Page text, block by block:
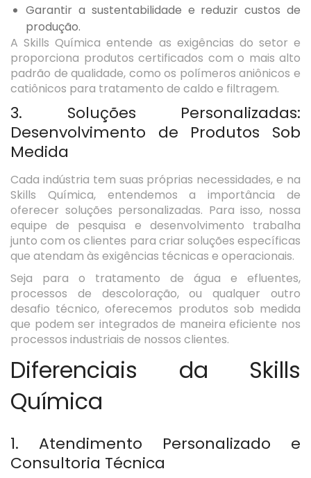
Garantir a sustentabilidade e reduzir custos de
produção.
A Skills Química entende as exigências do setor e
proporciona produtos certificados com o mais alto
padrão de qualidade, como os polímeros aniônicos e
catiônicos para tratamento de caldo e filtragem.
3. Soluções Personalizadas:
Desenvolvimento de Produtos Sob
Medida
Cada indústria tem suas próprias necessidades, e na
Skills Química, entendemos a importância de
oferecer soluções personalizadas. Para isso, nossa
equipe de pesquisa e desenvolvimento trabalha
junto com os clientes para criar soluções específicas
que atendam às exigências técnicas e operacionais.
Seja para o tratamento de água e efluentes,
processos de descoloração, ou qualquer outro
desafio técnico, oferecemos produtos sob medida
que podem ser integrados de maneira eficiente nos
processos industriais de nossos clientes.
Diferenciais da Skills
Química
1. Atendimento Personalizado e
Consultoria Técnica